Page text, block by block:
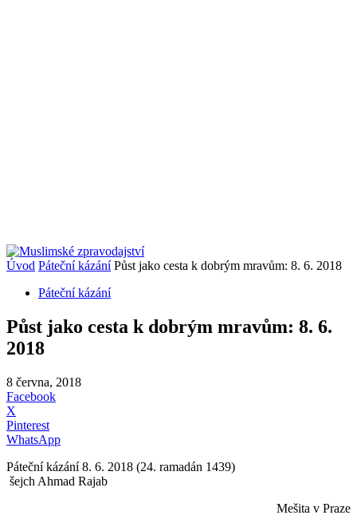
Úvod Páteční kázání Půst jako cesta k dobrým mravům: 8. 6. 2018
Páteční kázání
Půst jako cesta k dobrým mravům: 8. 6.
2018
8 června, 2018
Facebook
X
Pinterest
WhatsApp
Páteční kázání 8. 6. 2018 (24. ramadán 1439)
šejch Ahmad Rajab
Mešita v Praze